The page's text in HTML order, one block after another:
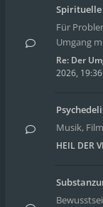
Spirituelle
Für
Umgang
Re: Der
2026, 19:36
Musik,
HEIL DER